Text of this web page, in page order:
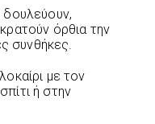
δουλεύουν,
όρθια την
συνθήκες.
με τον
ή στην